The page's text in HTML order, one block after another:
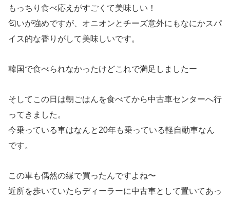
もっちり食べ応えがすごくて美味しい！
匂いが強めですが、オニオンとチーズ意外にもなにかスパ
イス的な香りがして美味しいです。
韓国で食べられなかったけどこれで満足しましたー
そしてこの日は朝ごはんを食べてから中古車センターへ行
ってきました。
今乗っている車はなんと20年も乗っている軽自動車なん
です。
この車も偶然の縁で買ったんですよね〜
近所を歩いていたらディーラーに中古車として置いてあっ